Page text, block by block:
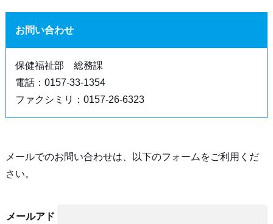
お問い合わせ
保健福祉部 総務課
電話：0157-33-1354
ファクシミリ：0157-26-6323
メールでのお問い合わせは、以下のフォームをご利用くだ
さい。
メールアド